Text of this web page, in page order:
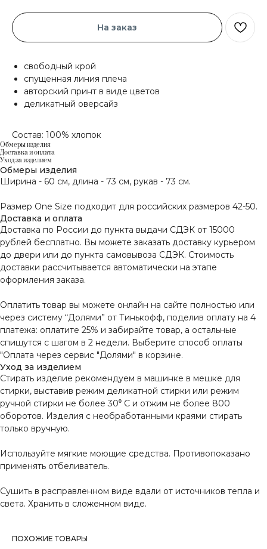
На заказ
свободный крой
спущенная линия плеча
авторский принт в виде цветов
деликатный оверсайз
Состав: 100% хлопок
Обмеры изделия
Доставка и оплата
Уход за изделием
Обмеры изделия
Ширина - 60 см, длина - 73 см, рукав - 73 см.
Размер One Size подходит для российских размеров 42-50.
Доставка и оплата
Доставка по России до пункта выдачи СДЭК от 15000
рублей бесплатно. Вы можете заказать доставку курьером
до двери или до пункта самовывоза СДЭК. Стоимость
доставки рассчитывается автоматически на этапе
оформления заказа.
Оплатить товар вы можете онлайн на сайте полностью или
через систему “Долями” от Тинькофф, поделив оплату на 4
платежа: оплатите 25% и забирайте товар, а остальные
спишутся с шагом в 2 недели. Выберите способ оплаты
"Оплата через сервис "Долями" в корзине.
Уход за изделием
Стирать изделие рекомендуем в машинке в мешке для
стирки, выставив режим деликатной стирки или режим
ручной стирки не более 30⁰ С и отжим не более 800
оборотов. Изделия с необработанными краями стирать
только вручную.
Используйте мягкие моющие средства. Противопоказано
применять отбеливатель.
Сушить в расправленном виде вдали от источников тепла и
света. Хранить в сложенном виде.
ПОХОЖИЕ ТОВАРЫ